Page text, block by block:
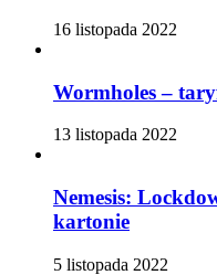
16 listopada 2022
Wormholes –
13 listopada 2022
Nemesis:
kartonie
5 listopada 2022